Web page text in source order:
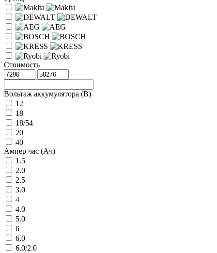
Стоимость
Вольтаж аккумулятора (В)
12
18
18/54
20
40
Ампер час (Ач)
1.5
2.0
2.5
3.0
4
4.0
5.0
6
6.0
6.0/2.0